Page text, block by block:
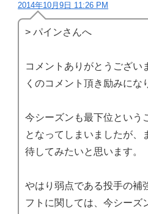
2014年10月9日 11:26 PM
> パインさんへ
コメントありがとうござい
くのコメント頂き励みにな
今シーズンも最下位という
となってしまいましたが、
待してみたいと思います。
やはり弱点である投手の補
フトに関しては、今シーズ